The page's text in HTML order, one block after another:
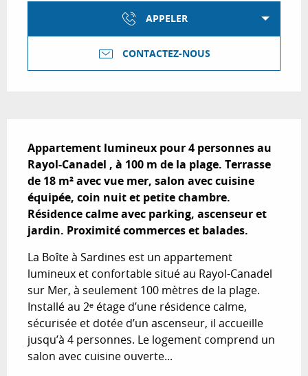
APPELER
CONTACTEZ-NOUS
Appartement lumineux pour 4 personnes au
Rayol-Canadel , à 100 m de la plage. Terrasse
de 18 m² avec vue mer, salon avec cuisine
équipée, coin nuit et petite chambre.
Résidence calme avec parking, ascenseur et
jardin. Proximité commerces et balades.
La Boîte à Sardines est un appartement
lumineux et confortable situé au Rayol-Canadel
sur Mer, à seulement 100 mètres de la plage.
Installé au 2ᵉ étage d’une résidence calme,
sécurisée et dotée d’un ascenseur, il accueille
jusqu’à 4 personnes. Le logement comprend un
salon avec cuisine ouverte...